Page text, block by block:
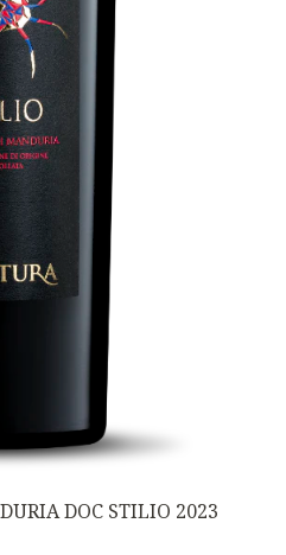
DOC STILIO 2023